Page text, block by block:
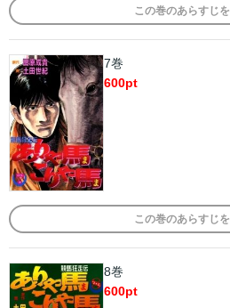
この巻のあらすじを
7巻
600pt
この巻のあらすじを
8巻
600pt